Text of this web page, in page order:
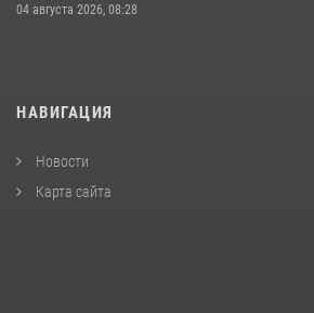
04 августа 2026, 08:28
НАВИГАЦИЯ
Новости
Карта сайта